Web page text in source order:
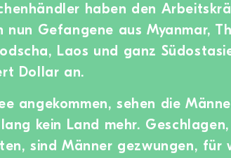
haben den
nun Gefangene aus Myanmar,
Laos und ganz
Dollar an.
angekommen, sehen die
kein Land mehr.
sind Männer gezwungen, für